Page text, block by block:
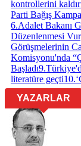
kontrollerini
Parti Bağış
6.Adalet Bakanı
Düzenlenmesi
Görüşmelerinin
Komisyonu'nda
Başladı9.
literatüre geçti10.
YAZARLAR